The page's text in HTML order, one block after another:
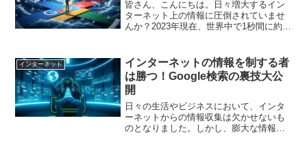
皆さん、こんにちは。日々増大するイン
ターネット上の情報に圧倒されていませ
んか？2023年現在、世界中で1秒間に約
海から、本当に必要なものだけを効率よ
く見つけ出すス...
インターネット
インターネットの情報を制する者
は勝つ！Google検索の裏技大公
開
日々の生活やビジネスにおいて、インタ
ーネットからの情報収集は欠かせないも
のとなりました。しかし、膨大な情報の